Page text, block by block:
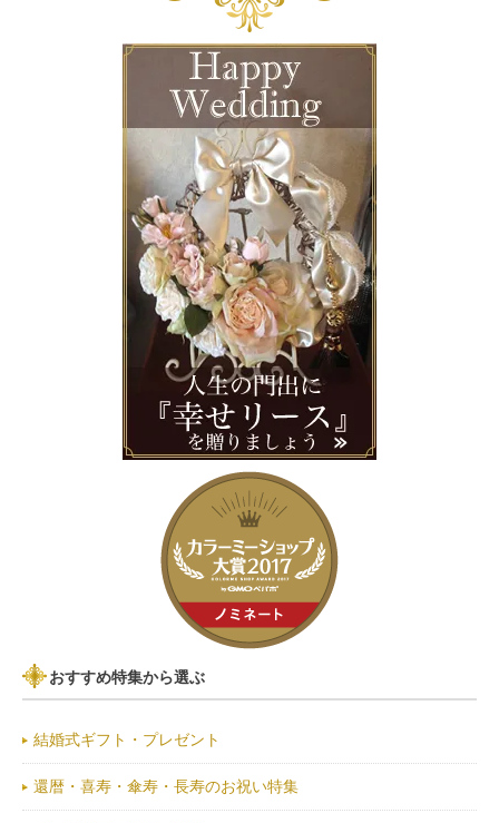
おすすめ特集から選ぶ
結婚式ギフト・プレゼント
還暦・喜寿・傘寿・長寿のお祝い特集